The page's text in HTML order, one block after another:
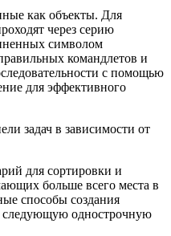
как объекты. Для
через серию
символом
командлетов и
с помощью
для эффективного
задач в зависимости от
для сортировки и
больше всего места в
способы создания
следующую однострочную